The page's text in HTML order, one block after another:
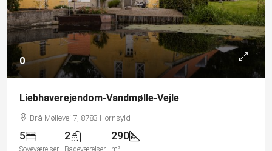
0
Liebhaverejendom-Vandmølle-Vejle
Brå Møllevej 7, 8783 Hornsyld
5
Soveværelser
2
Badeværelser
290
m²